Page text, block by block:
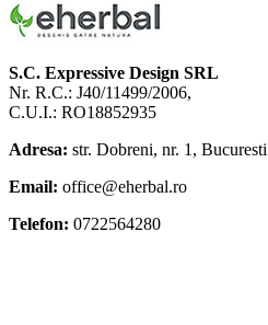
S.C. Expressive Design SRL
Nr. R.C.: J40/11499/2006,
C.U.I.: RO18852935
Adresa: str. Dobreni, nr. 1, Bucuresti
Email: office@eherbal.ro
Telefon: 0722564280